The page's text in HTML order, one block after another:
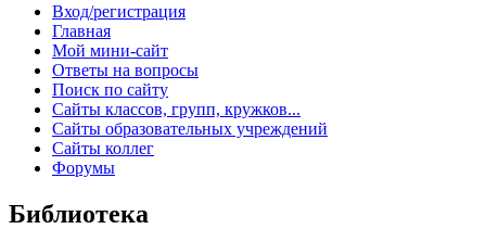
Вход/регистрация
Главная
Мой мини-сайт
Ответы на вопросы
Поиск по сайту
Сайты классов, групп, кружков...
Сайты образовательных учреждений
Сайты коллег
Форумы
Библиотека